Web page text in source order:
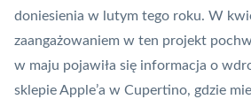
doniesienia w lutym tego roku. W
zaangażowaniem w ten projekt
w maju pojawiła się informacja o
sklepie Apple’a w Cupertino, gdzie